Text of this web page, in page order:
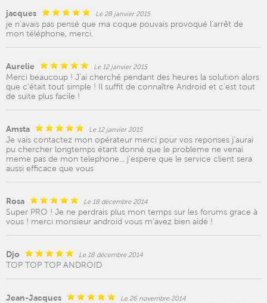
jacques Le 28 janvier 2015
je n'avais pas pensé que ma coque pouvais provoqué l'arrêt de
mon téléphone, merci.
Aurelie Le 12 janvier 2015
Merci beaucoup ! J'ai cherché pendant des heures la solution alors
que c'était tout simple ! Il suffit de connaître Android et c'est tout
de suite plus facile !
Amsta Le 12 janvier 2015
Je vais contactez mon opérateur merci pour vos reponses j'aurai
pu chercher longtemps étant donné que le probleme ne venai
meme pas de mon telephone... j'espere que le service client sera
aussi efficace que vous
Rosa Le 18 décembre 2014
Super PRO ! Je ne perdrais plus mon temps sur les forums grace à
vous ! merci monsieur android vous m'avez bien aidé !
Djo Le 18 décembre 2014
TOP TOP TOP ANDROID
Jean-Jacques Le 26 novembre 2014